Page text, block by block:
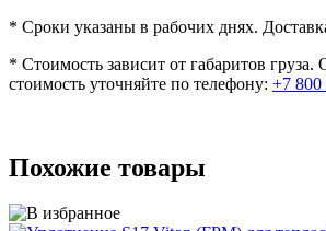
* Сроки указаны в рабочих днях.
* Стоимость зависит от габаритов груза.
стоимость уточняйте по телефону: +7 800
Похожие товары